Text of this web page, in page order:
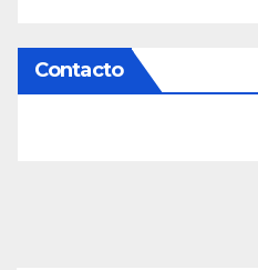
Contacto